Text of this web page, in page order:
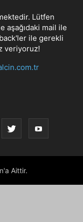
Lütfen
aşağıdaki mail ile
ile gerekli
veriyoruz!
Aittir.